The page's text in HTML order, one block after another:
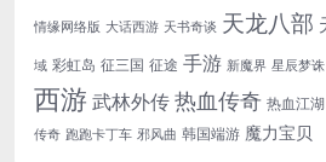
情缘网络版 大话西游 天书奇谈 天龙八部
域 彩虹岛 征三国 征途 手游 新魔界 星辰梦诛
西游 武林外传热血传奇 热血江湖
传奇 跑跑卡丁车 邪风曲 韩国端游 魔力宝贝